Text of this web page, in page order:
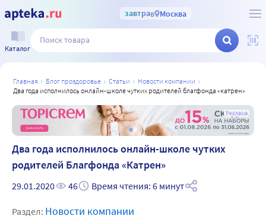
завтрав Москва
Каталог
главная блог проздоровье статьи
новости компании
два года исполнилось онлайн-школе чутких родителей благфонда «катрен»
Реклама
Два года исполнилось онлайн-школе чутких
родителей Благфонда «Катрен»
29.01.2020 46 Время чтения: 6 минут
Раздел: Новости компании